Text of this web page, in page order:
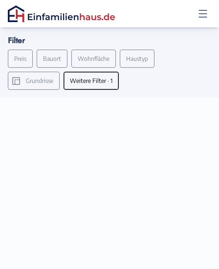
Anmelden
Filter
Preis Bauort Wohnfläche Haustyp
Grundrisse Weitere Filter· 1